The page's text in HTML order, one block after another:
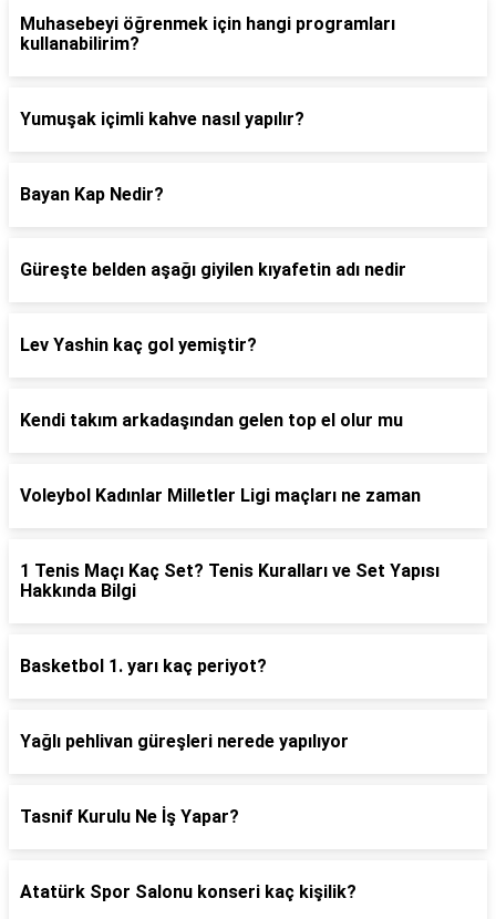
Muhasebeyi öğrenmek için hangi programları
kullanabilirim?
Yumuşak içimli kahve nasıl yapılır?
Bayan Kap Nedir?
Güreşte belden aşağı giyilen kıyafetin adı nedir
Lev Yashin kaç gol yemiştir?
Kendi takım arkadaşından gelen top el olur mu
Voleybol Kadınlar Milletler Ligi maçları ne zaman
1 Tenis Maçı Kaç Set? Tenis Kuralları ve Set Yapısı
Hakkında Bilgi
Basketbol 1. yarı kaç periyot?
Yağlı pehlivan güreşleri nerede yapılıyor
Tasnif Kurulu Ne İş Yapar?
Atatürk Spor Salonu konseri kaç kişilik?